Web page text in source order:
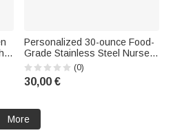
Personalized 30-ounce Food-
Grade Stainless Steel Nurse
Tumbler—Nurse Week,
Doctor's Day Gift for Medical
Staff
(0)
30,00 €
More